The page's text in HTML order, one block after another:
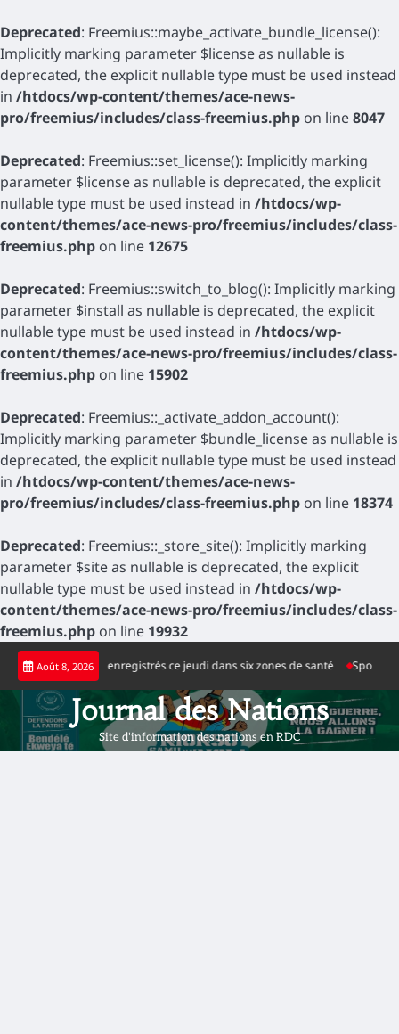
Deprecated: Freemius::maybe_activate_bundle_license():
Implicitly marking parameter $license as nullable is
deprecated, the explicit nullable type must be used instead
in /htdocs/wp-content/themes/ace-news-
pro/freemius/includes/class-freemius.php on line8047
Deprecated: Freemius::set_license(): Implicitly marking
parameter $license as nullable is deprecated, the explicit
nullable type must be used instead in /htdocs/wp-
content/themes/ace-news-pro/freemius/includes/class-
freemius.php on line 12675
Deprecated: Freemius::switch_to_blog(): Implicitly marking
parameter $install as nullable is deprecated, the explicit
nullable type must be used instead in /htdocs/wp-
content/themes/ace-news-pro/freemius/includes/class-
freemius.php on line 15902
Deprecated: Freemius::_activate_addon_account():
Implicitly marking parameter $bundle_license as nullable is
deprecated, the explicit nullable type must be used instead
in /htdocs/wp-content/themes/ace-news-
pro/freemius/includes/class-freemius.php on line 18374
Deprecated: Freemius::_store_site(): Implicitly marking
parameter $site as nullable is deprecated, the explicit
nullable type must be used instead in /htdocs/wp-
content/themes/ace-news-pro/freemius/includes/class-
freemius.php on line 19932
Skip
content
Août 8, 2026
d’Ebola enregistrés ce jeudi dans six zones de santé Sport : la
Journal des Nations
Site d'information des nations en RDC